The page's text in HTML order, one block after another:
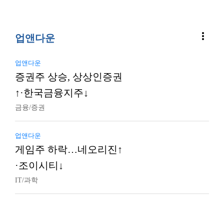
업앤다운 more_vert
업앤다운
증권주 상승, 상상인증권
↑·한국금융지주↓
금융/증권
업앤다운
게임주 하락…네오리진↑
·조이시티↓
IT/과학